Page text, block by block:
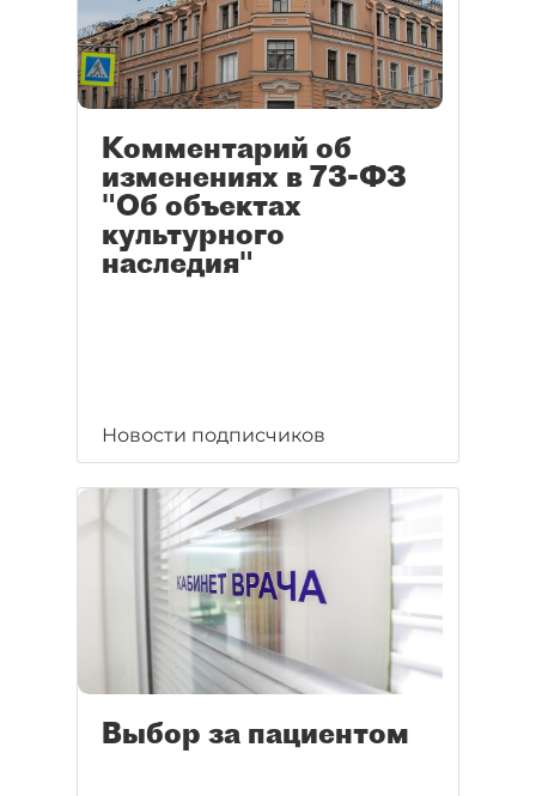
Комментарий об
изменениях в 73-ФЗ
"Об объектах
культурного
наследия"
Новости подписчиков
Выбор за пациентом